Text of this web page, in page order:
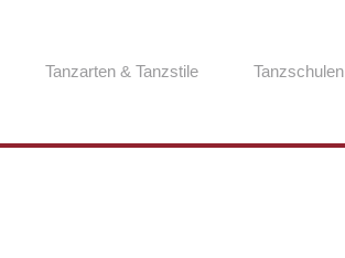
Tanzarten & Tanzstile Tanzschulen